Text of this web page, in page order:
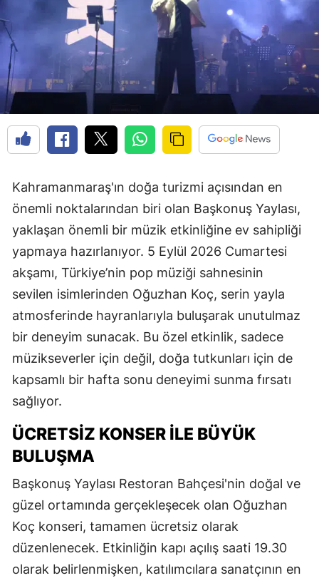
Kahramanmaraş'ın doğa turizmi açısından en
önemli noktalarından biri olan Başkonuş Yaylası,
yaklaşan önemli bir müzik etkinliğine ev sahipliği
yapmaya hazırlanıyor. 5 Eylül 2026 Cumartesi
akşamı, Türkiye’nin pop müziği sahnesinin
sevilen isimlerinden Oğuzhan Koç, serin yayla
atmosferinde hayranlarıyla buluşarak unutulmaz
bir deneyim sunacak. Bu özel etkinlik, sadece
müzikseverler için değil, doğa tutkunları için de
kapsamlı bir hafta sonu deneyimi sunma fırsatı
sağlıyor.
ÜCRETSİZ KONSER İLE BÜYÜK
BULUŞMA
Başkonuş Yaylası Restoran Bahçesi'nin doğal ve
güzel ortamında gerçekleşecek olan Oğuzhan
Koç konseri, tamamen ücretsiz olarak
düzenlenecek. Etkinliğin kapı açılış saati 19.30
olarak belirlenmişken, katılımcılara sanatçının en